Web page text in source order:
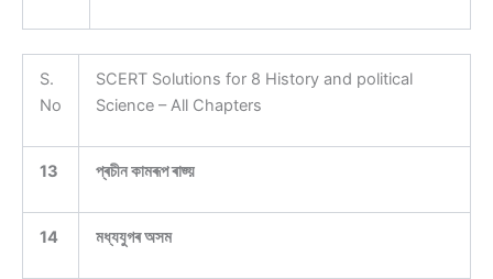
S.
No
SCERT Solutions for 8 History and political
Science – All Chapters
13 প্ৰচীন কামৰূপ ৰাজ্য়
14 মধ্যযুগৰ অসম